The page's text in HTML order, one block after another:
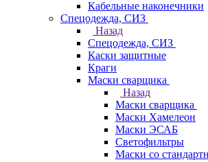
Кабельные наконечники
Спецодежда, СИЗ
Назад
Спецодежда, СИЗ
Каски защитные
Краги
Маски сварщика
Назад
Маски сварщика
Маски Хамелеон
Маски ЭСАБ
Светофильтры
Маски со